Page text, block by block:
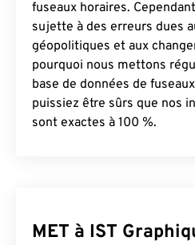
fuseaux horaires.
sujette à des erreurs dues
géopolitiques et aux
pourquoi nous mettons
base de données de
puissiez être sûrs que nos
sont exactes à 100 %.
MET à IST